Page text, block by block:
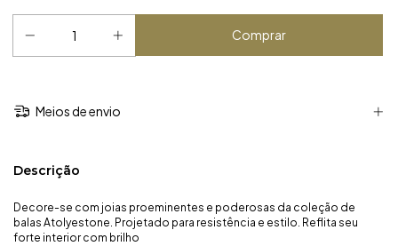
Meios de envio
Descrição
Decore-se com joias proeminentes e poderosas da coleção de
balas Atolyestone. Projetado para resistência e estilo. Reflita seu
forte interior com brilho